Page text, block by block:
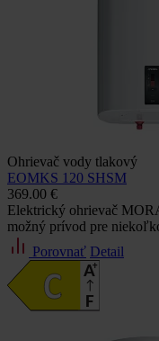
Ohrievač vody tlakový
EOMKS 120 SHSM
369.00 €
Elektrický ohrievač
možný prívod pre
Porovnať Detail